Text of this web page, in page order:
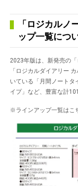
「ロジカルノ
ップ一覧につ
2023年版は、新発売の
「ロジカルダイアリー
いている「月間ノートタ
イプ」など、豊富な計
※ラインアップ一覧はこ